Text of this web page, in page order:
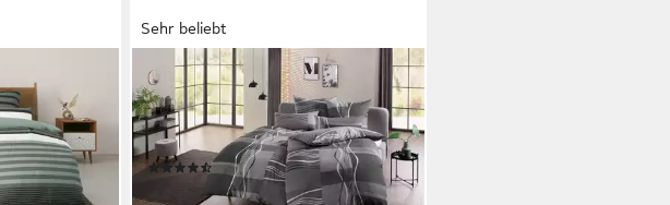
Marke
Sehr beliebt
OTTO HOME
Bettwäsche Kelian, Polycotton
recycelt, 2 teilig, in verschiedenen
Qualitäten, gemusterte Bettwäsche
(6781)
ab 18,99 € UVP